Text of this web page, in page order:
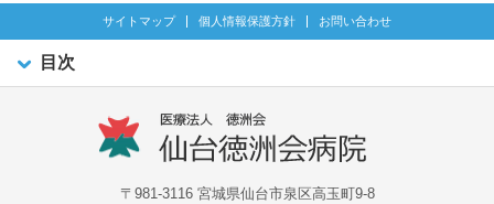
サイトマップ 個人情報保護方針 お問い合わせ
目次
〒981-3116 宮城県仙台市泉区高玉町9-8